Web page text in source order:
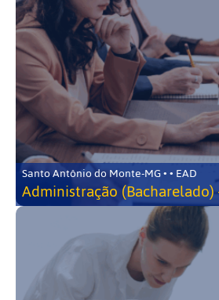
Santo Antônio do Monte-MG • • EAD
Administração (Bacharelado)